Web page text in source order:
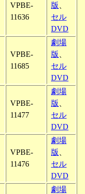
VPBE-
11636
版
セル
DVD
VPBE-
11685
劇場
版
セル
DVD
VPBE-
11477
劇場
版
セル
DVD
VPBE-
11476
劇場
版
セル
DVD
劇場